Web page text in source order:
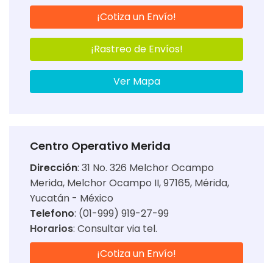
¡Cotiza un Envío!
¡Rastreo de Envíos!
Ver Mapa
Centro Operativo Merida
Dirección: 31 No. 326 Melchor Ocampo
Merida, Melchor Ocampo II, 97165, Mérida,
Yucatán - México
Telefono: (01-999) 919-27-99
Horarios: Consultar via tel.
¡Cotiza un Envío!